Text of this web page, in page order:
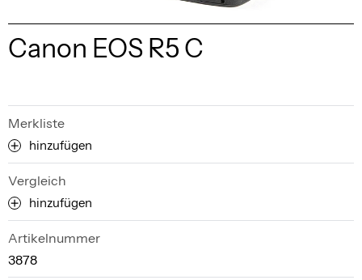
Canon EOS R5 C
Merkliste
hinzufügen
Vergleich
hinzufügen
Artikelnummer
3878